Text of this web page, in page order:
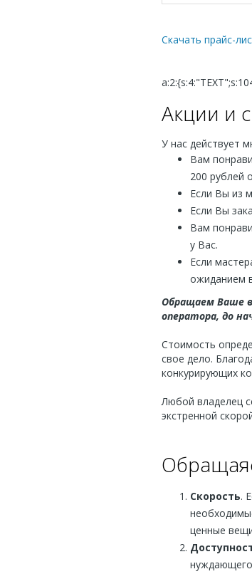
Скачать прайс-
Акции и
У нас действует
Вам
200 рублей
Если Вы из
Если Вы
Вам
у Вас.
Если
ожиданием
Обращаем Ваше
оператора, до
Стоимость
свое дело.
конкурирующих
Любой владелец
экстренной
Скорость.
ценные